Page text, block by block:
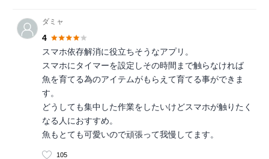
ダミャ
4
スマホ依存解消に役立ちそうなアプリ。
スマホにタイマーを設定しその時間まで触らなければ
魚を育てる為のアイテムがもらえて育てる事ができま
す。
どうしても集中した作業をしたいけどスマホが触りたく
なる人におすすめ。
魚もとても可愛いので頑張って我慢してます。
105